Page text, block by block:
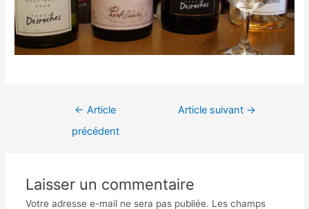
Navigation← Article
précédent
Article suivant →
Laisser un commentaire
Votre adresse e-mail ne sera pas publiée. Les champs